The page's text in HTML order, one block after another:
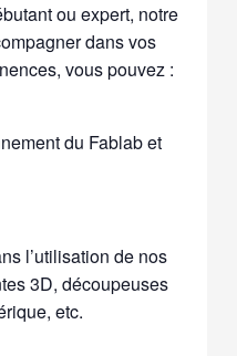
ou expert, notre
dans vos
vous pouvez :
du Fablab et
l’utilisation de nos
3D, découpeuses
etc.